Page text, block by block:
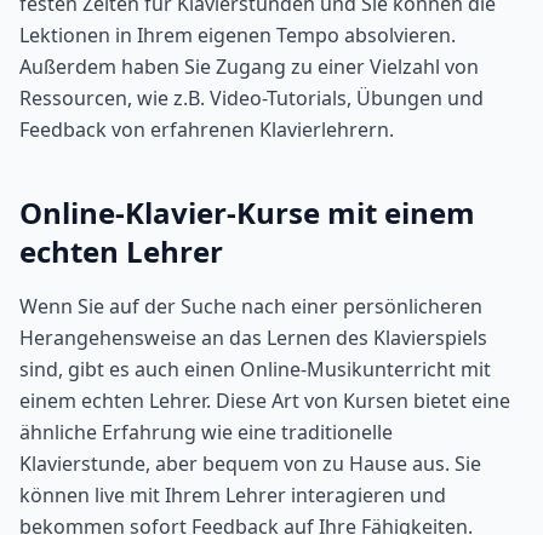
Lektionen in Ihrem eigenen Tempo absolvieren.
Außerdem haben Sie Zugang zu einer Vielzahl von
Ressourcen, wie z.B. Video-Tutorials, Übungen und
Feedback von erfahrenen Klavierlehrern.
Online-Klavier-Kurse mit einem
echten Lehrer
Wenn Sie auf der Suche nach einer persönlicheren
Herangehensweise an das Lernen des Klavierspiels
sind, gibt es auch einen Online-Musikunterricht mit
einem echten Lehrer. Diese Art von Kursen bietet eine
ähnliche Erfahrung wie eine traditionelle
Klavierstunde, aber bequem von zu Hause aus. Sie
können live mit Ihrem Lehrer interagieren und
bekommen sofort Feedback auf Ihre Fähigkeiten.